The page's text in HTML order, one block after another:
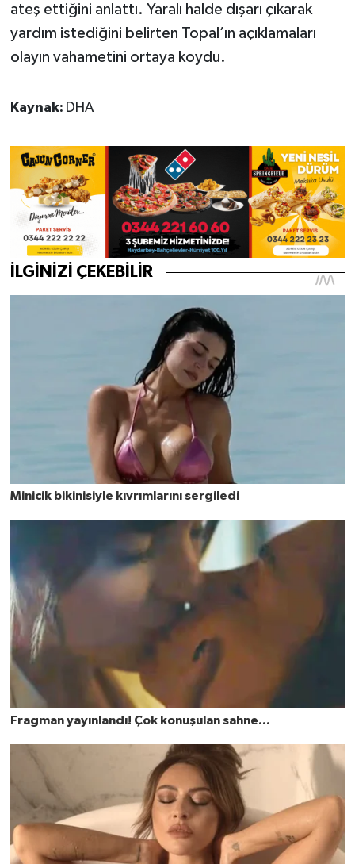
ateş ettiğini anlattı. Yaralı halde dışarı çıkarak
yardım istediğini belirten Topal’ın açıklamaları
olayın vahametini ortaya koydu.
Kaynak: DHA